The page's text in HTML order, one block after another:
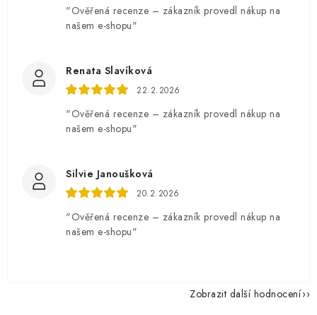
"Ověřená recenze – zákazník provedl nákup na
našem e-shopu"
Renata Slavíková
22.2.2026
"Ověřená recenze – zákazník provedl nákup na
našem e-shopu"
Silvie Janoušková
20.2.2026
"Ověřená recenze – zákazník provedl nákup na
našem e-shopu"
Zobrazit další hodnocení